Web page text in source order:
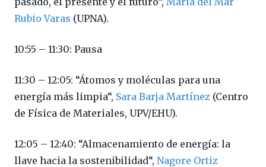
Rubio Varas (UPNA).
10:55 – 11:30: Pausa
11:30 – 12:05: “Átomos y moléculas para una
energía más limpia“, Sara Barja Martínez (Centro
de Física de Materiales, UPV/EHU).
12:05 – 12:40: “Almacenamiento de energía: la
llave hacia la sostenibilidad“, Nagore Ortiz